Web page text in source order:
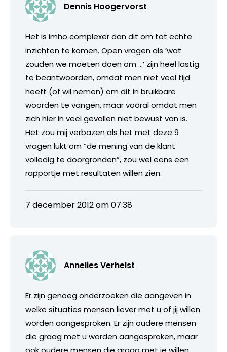
Dennis Hoogervorst
Het is imho complexer dan dit om tot echte
inzichten te komen. Open vragen als ‘wat
zouden we moeten doen om …’ zijn heel lastig
te beantwoorden, omdat men niet veel tijd
heeft (of wil nemen) om dit in bruikbare
woorden te vangen, maar vooral omdat men
zich hier in veel gevallen niet bewust van is.
Het zou mij verbazen als het met deze 9
vragen lukt om “de mening van de klant
volledig te doorgronden”, zou wel eens een
rapportje met resultaten willen zien.
7 december 2012 om 07:38
Annelies Verhelst
Er zijn genoeg onderzoeken die aangeven in
welke situaties mensen liever met u of jij willen
worden aangesproken. Er zijn oudere mensen
die graag met u worden aangesproken, maar